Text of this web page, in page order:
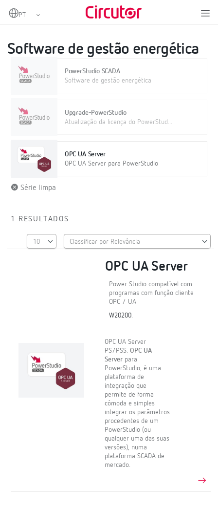
Home Software
Software local
Software de gestão energética
PowerStudio SCADA
Software de gestão energética
Upgrade-PowerStudio
Atualização da licença do PowerStud...
OPC UA Server
OPC UA Server para PowerStudio
Série limpa
1 RESULTADOS
OPC UA Server
Power Studio compatível com
programas com função cliente
OPC / UA
W20200.
OPC UA Server
PS/PSS.OPC UA
Server para
PowerStudio, é uma
plataforma de
integração que
permite de forma
cómoda e simples
integrar os parâmetros
procedentes de um
PowerStudio (ou
qualquer uma das suas
versões), numa
plataforma SCADA de
mercado.